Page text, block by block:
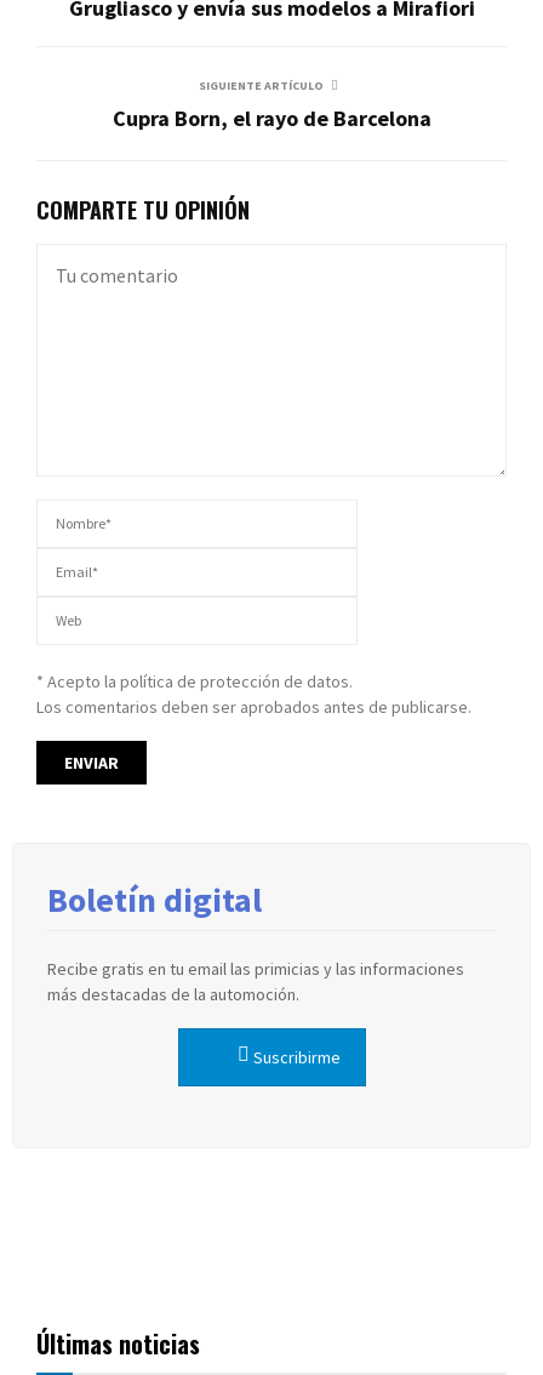
Grugliasco y envía sus modelos a Mirafiori
SIGUIENTE ARTÍCULO
Cupra Born, el rayo de Barcelona
COMPARTE TU OPINIÓN
* Acepto la política de protección de datos.
Los comentarios deben ser aprobados antes de publicarse.
Boletín digital
Recibe gratis en tu email las primicias y las informaciones
más destacadas de la automoción.
Suscribirme
Últimas noticias